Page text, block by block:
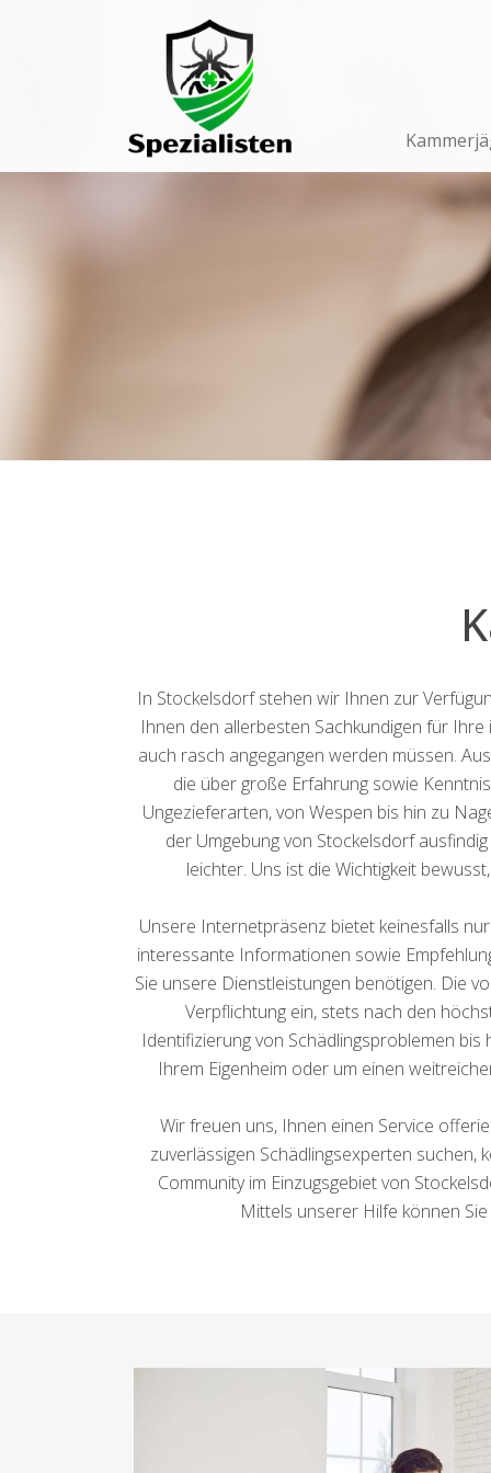
Navigation
In Stockelsdorf stehen wir Ihnen zur
Ihnen den allerbesten Sachkundigen für
auch rasch angegangen werden müssen.
die über große Erfahrung sowie
Ungezieferarten, von Wespen bis hin zu
der Umgebung von Stockelsdorf
leichter. Uns ist die Wichtigkeit
Unsere Internetpräsenz bietet keinesfalls
interessante Informationen sowie
Sie unsere Dienstleistungen benötigen. Die
Verpflichtung ein, stets nach den
Identifizierung von Schädlingsproblemen
Ihrem Eigenheim oder um einen
Wir freuen uns, Ihnen einen Service
zuverlässigen Schädlingsexperten
Community im Einzugsgebiet von
Mittels unserer Hilfe können